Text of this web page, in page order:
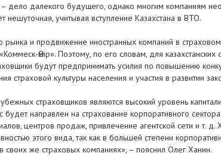
дело далекого будущего, однако многим компаниям
учитывая вступление Казахстана в ВТО.
рынка и продвижение иностранных компаний в
Өмір». Поэтому, по его словам, для
будут предпринимать усилия по повышению
культуры населения и участия в развитии
страховщиков являются высокий уровень
направлен на страхование корпоративного
центров продаж, привлечение агентской сети и т.
этого вида, так как в большей степени
же страховых компаниях», – пояснил Олег Ханин.